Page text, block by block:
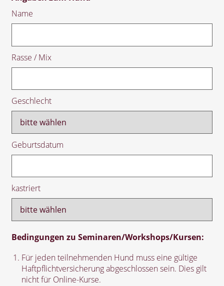
Name
Rasse / Mix
Geschlecht
Geburtsdatum
kastriert
Bedingungen zu Seminaren/Workshops/Kursen:
Für jeden teilnehmenden Hund muss eine gültige
Haftpflichtversicherung abgeschlossen sein. Dies gilt
nicht für Online-Kurse.